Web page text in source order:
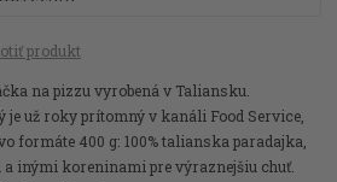
produkt
na pizzu vyrobená v Taliansku.
je už roky prítomný v kanáli Food Service,
formáte 400 g: 100% talianska paradajka,
a inými koreninami pre výraznejšiu chuť.